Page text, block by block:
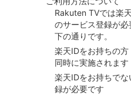
Rakuten TVでは楽
のサービス登録が
下の通りです。
楽天IDをお持ちの
同時に実施されます
楽天IDをお持ちで
録が必要です